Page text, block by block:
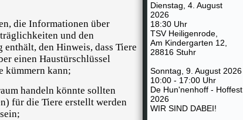
die Informationen über
und den
den Hinweis, dass Tiere
einen Haustürschlüssel
kümmern kann;
handeln könnte sollten
für die Tiere erstellt werden
Dienstag, 4. August
2026
18:30 Uhr
TSV Heiligenrode,
Am Kindergarten 12,
28816 Stuhr
Sonntag, 9. August 2026
10:00 - 17:00 Uhr
De Hun'nenhoff - Hoffest
2026
WIR SIND DABEI!